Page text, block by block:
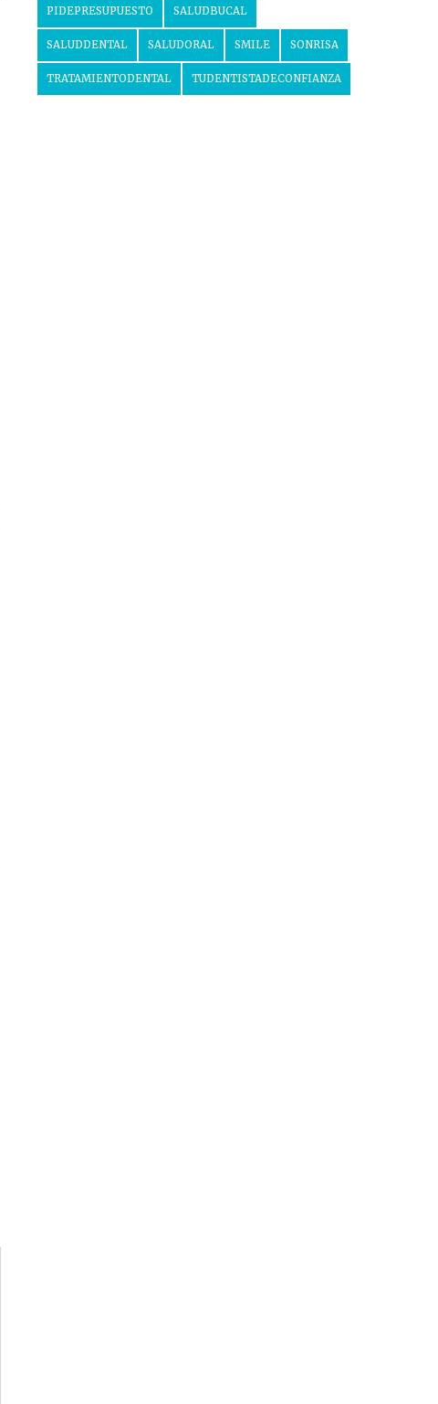
PIDEPRESUPUESTO SALUDBUCAL
SALUDDENTAL SALUDORAL SMILE SONRISA
TRATAMIENTODENTAL TUDENTISTADECONFIANZA